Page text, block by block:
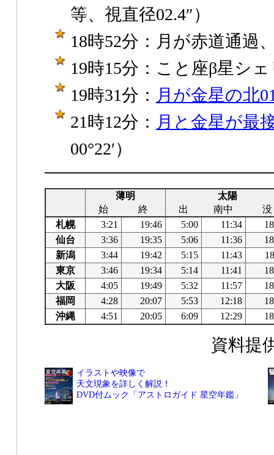
等、視直径02.4″）
18時52分：月が赤道通過
19時15分：こと座β星シ
19時31分： 月が金星の北
21時12分： 月と金星が最
00°22′）
薄明
太陽
始
終 出 南中
没
札幌
3:21 19:46 5:00 11:34
仙台
3:36 19:35 5:06 11:36
新潟
3:44 19:42 5:15 11:43
東京
3:46 19:34 5:14 11:41
大阪
4:05 19:49 5:32 11:57
福岡
4:28 20:07 5:53 12:18
沖縄
4:51 20:05 6:09 12:29
資料提
イラストや映像で
天文現象を詳しく解説！
DVD付ムック「アストロガイド 星空年鑑」